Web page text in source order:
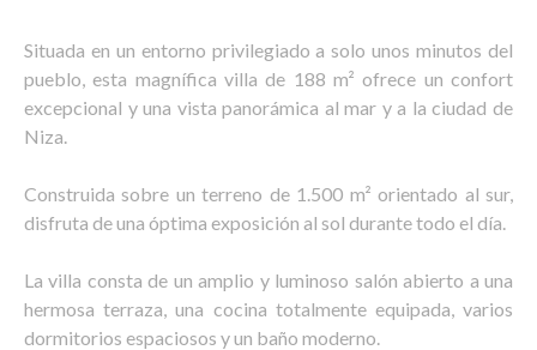
Situada en un entorno privilegiado a solo unos minutos del
pueblo, esta magnífica villa de 188 m² ofrece un confort
excepcional y una vista panorámica al mar y a la ciudad de
Niza.
Construida sobre un terreno de 1.500 m² orientado al sur,
disfruta de una óptima exposición al sol durante todo el día.
La villa consta de un amplio y luminoso salón abierto a una
hermosa terraza, una cocina totalmente equipada, varios
dormitorios espaciosos y un baño moderno.